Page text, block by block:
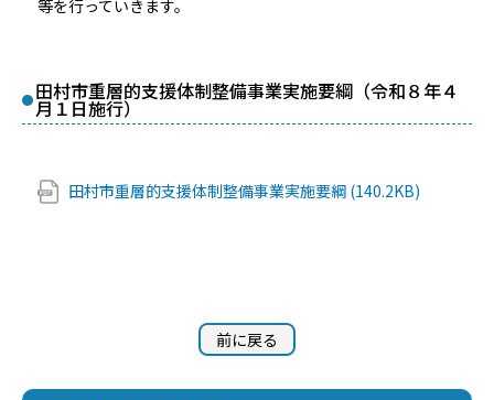
等を行っていきます。
田村市重層的支援体制整備事業実施要綱（令和８年４
月１日施行）
田村市重層的支援体制整備事業実施要綱 (140.2KB)
前に戻る